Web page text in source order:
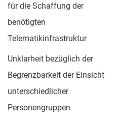
für die Schaffung der
benötigten
Telematikinfrastruktur
Unklarheit bezüglich der
Begrenzbarkeit der Einsicht
unterschiedlicher
Personengruppen